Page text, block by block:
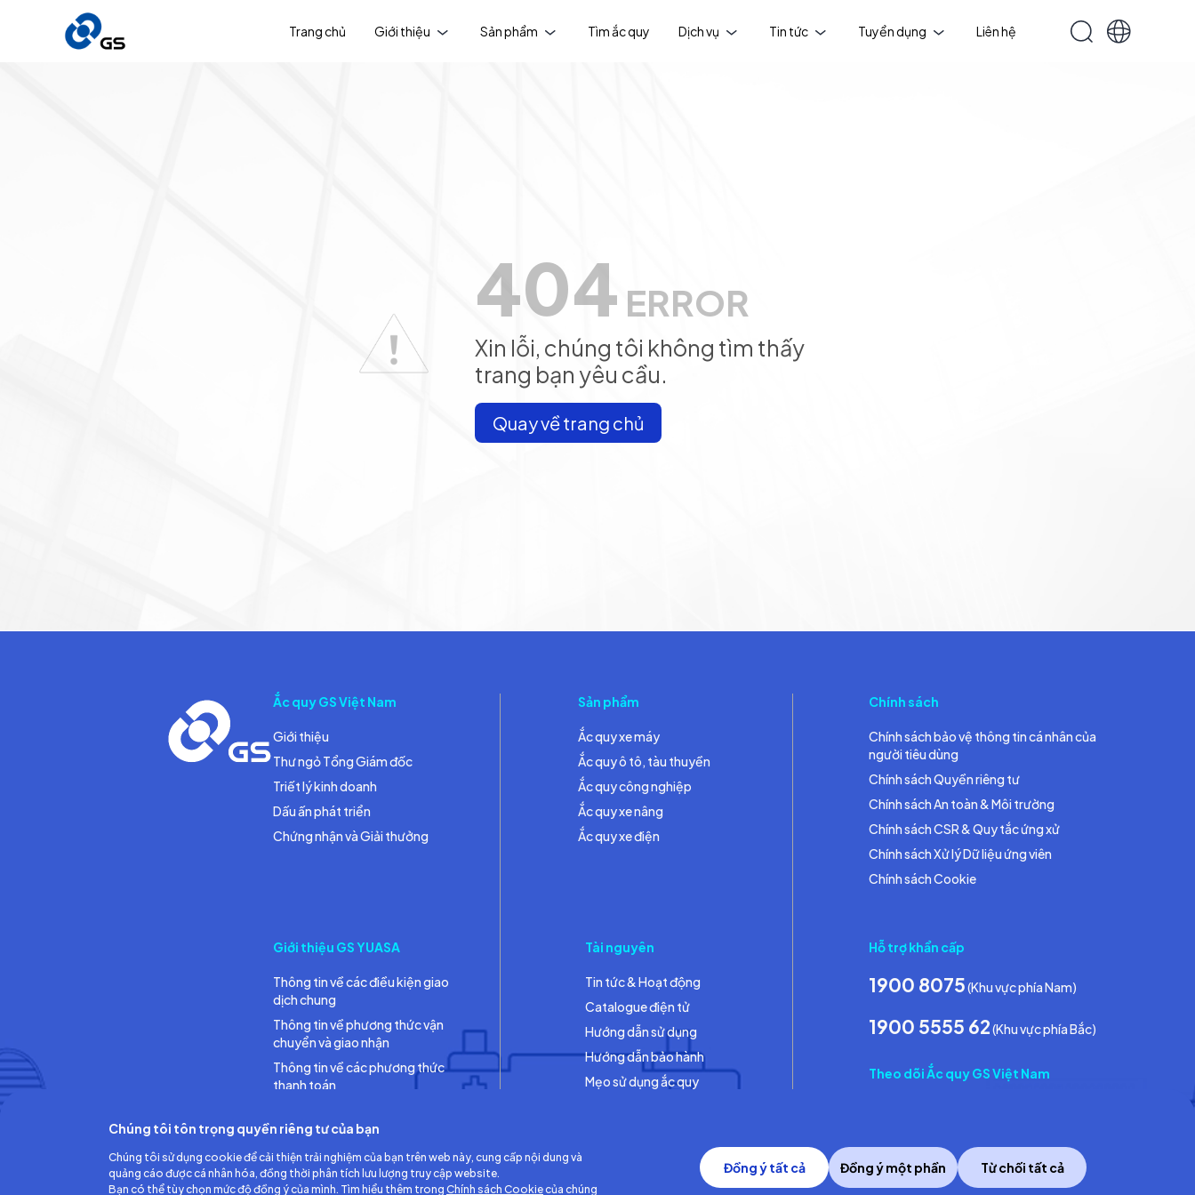
Trang chủ Giới thiệu Sản phẩm Tìm ắc quy Dịch vụ Tin tức Tuyển dụng Liên hệ
404 ERROR
Xin lỗi, chúng tôi không tìm thấy
trang bạn yêu cầu.
Quay về trang chủ
Ắc quy GS Việt Nam
Giới thiệu
Thư ngỏ Tổng Giám đốc
Triết lý kinh doanh
Dấu ấn phát triển
Chứng nhận và Giải thưởng
Sản phẩm
Ắc quy xe máy
Ắc quy ô tô, tàu thuyền
Ắc quy công nghiệp
Ắc quy xe nâng
Ắc quy xe điện
Chính sách
Chính sách bảo vệ thông tin cá nhân của
người tiêu dùng
Chính sách Quyền riêng tư
Chính sách An toàn & Môi trường
Chính sách CSR & Quy tắc ứng xử
Chính sách Xử lý Dữ liệu ứng viên
Chính sách Cookie
Giới thiệu GS YUASA
Thông tin về các điều kiện giao
dịch chung
Thông tin về phương thức vận
chuyển và giao nhận
Thông tin về các phương thức
thanh toán
Tài nguyên
Tin tức & Hoạt động
Catalogue điện tử
Hướng dẫn sử dụng
Hướng dẫn bảo hành
Mẹo sử dụng ắc quy
Hỗ trợ khẩn cấp
1900 8075(Khu vực phía Nam)
1900 5555 62(Khu vực phía Bắc)
Theo dõi Ắc quy GS Việt Nam
Công ty TNHH Ắc quy GS Việt Nam Copyright © 2014 GS Battery Vietnam Co., Ltd
Chúng tôi tôn trọng quyền riêng tư của bạn
Chúng tôi sử dụng cookie để cải thiện trải nghiệm của bạn trên web này, cung cấp nội dung và
quảng cáo được cá nhân hóa, đồng thời phân tích lưu lượng truy cập website.
Bạn có thể tùy chọn mức độ đồng ý của mình. Tìm hiểu thêm trong Chính sách Cookiecủa chúng
Đồng ý tất cả Đồng ý một phần Từ chối tất cả